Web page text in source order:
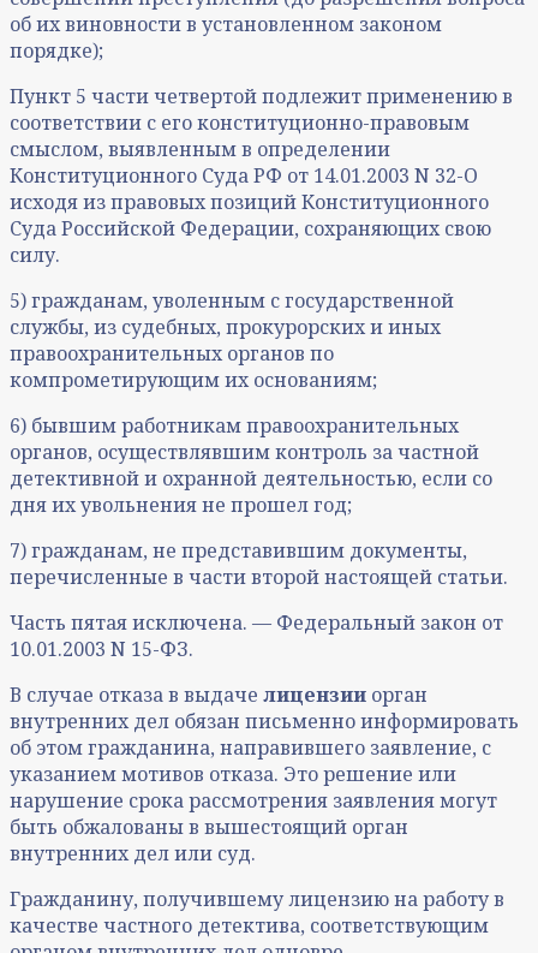
об их виновности в установленном законом
порядке);
Пункт 5 части четвертой подлежит применению в
соответствии с его конституционно-правовым
смыслом, выявленным в определении
Конституционного Суда РФ от 14.01.2003 N 32-О
исходя из правовых позиций Конституционного
Суда Российской Федерации, сохраняющих свою
силу.
5) гражданам, уволенным с государственной
службы, из судебных, прокурорских и иных
правоохранительных органов по
компрометирующим их основаниям;
6) бывшим работникам правоохранительных
органов, осуществлявшим контроль за частной
детективной и охранной деятельностью, если со
дня их увольнения не прошел год;
7) гражданам, не представившим документы,
перечисленные в части второй настоящей статьи.
Часть пятая исключена. — Федеральный закон от
10.01.2003 N 15-ФЗ.
В случае отказа в выдаче лицензии орган
внутренних дел обязан письменно информировать
об этом гражданина, направившего заявление, с
указанием мотивов отказа. Это решение или
нарушение срока рассмотрения заявления могут
быть обжалованы в вышестоящий орган
внутренних дел или суд.
Гражданину, получившему лицензию на работу в
качестве частного детектива, соответствующим